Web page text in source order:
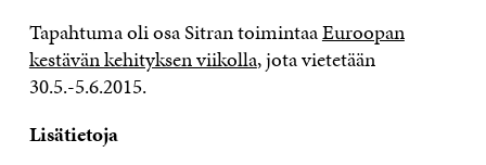
Tapahtuma oli osa Sitran toimintaaEuroopan
kestävän kehityksen viikolla, jota vietetään
30.5.-5.6.2015.
Lisätietoja